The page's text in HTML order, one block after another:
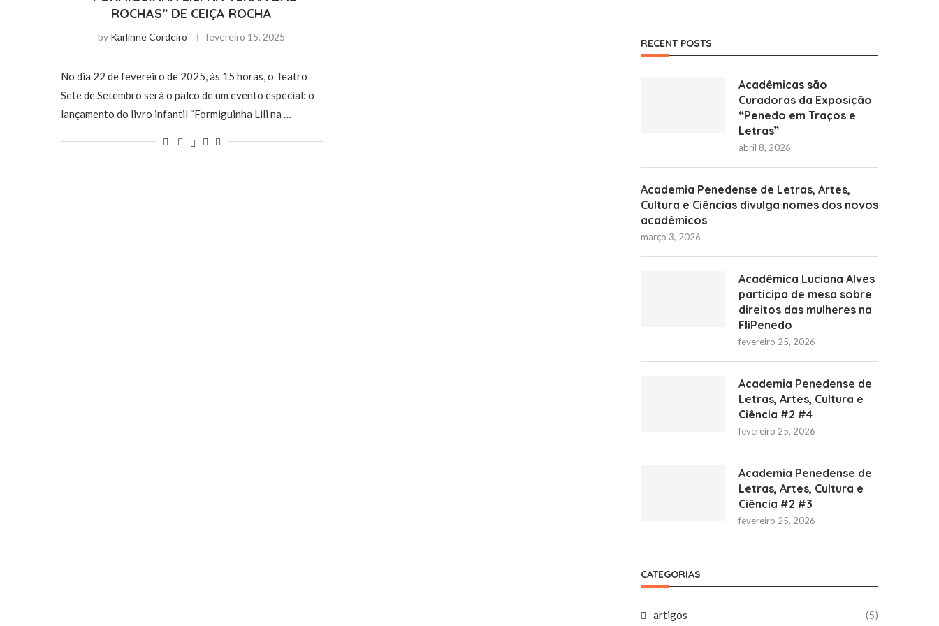
ROCHAS” DE CEIÇA ROCHA
by Karlinne Cordeiro fevereiro 15, 2025
No dia 22 de fevereiro de 2025, às 15 horas, o Teatro
Sete de Setembro será o palco de um evento especial: o
lançamento do livro infantil “Formiguinha Lili na …
RECENT POSTS
Acadêmicas são
Curadoras da Exposição
“Penedo em Traços e
Letras”
abril 8, 2026
Academia Penedense de Letras, Artes,
Cultura e Ciências divulga nomes dos novos
acadêmicos
março 3, 2026
Acadêmica Luciana Alves
participa de mesa sobre
direitos das mulheres na
FliPenedo
fevereiro 25, 2026
Academia Penedense de
Letras, Artes, Cultura e
Ciência #2 #4
fevereiro 25, 2026
Academia Penedense de
Letras, Artes, Cultura e
Ciência #2 #3
fevereiro 25, 2026
CATEGORIAS
artigos (5)